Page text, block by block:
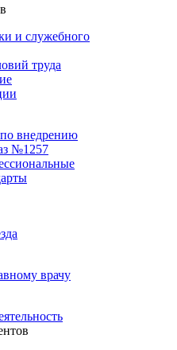
и служебного
труда
внедрению
№1257
врачу